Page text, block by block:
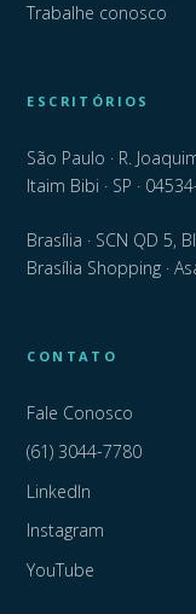
Trabalhe conosco
ESCRITÓRIOS
São Paulo · R.
Itaim Bibi · SP ·
Brasília · SCN QD 5,
Brasília Shopping ·
CONTATO
Fale Conosco
(61) 3044-7780
LinkedIn
Instagram
YouTube